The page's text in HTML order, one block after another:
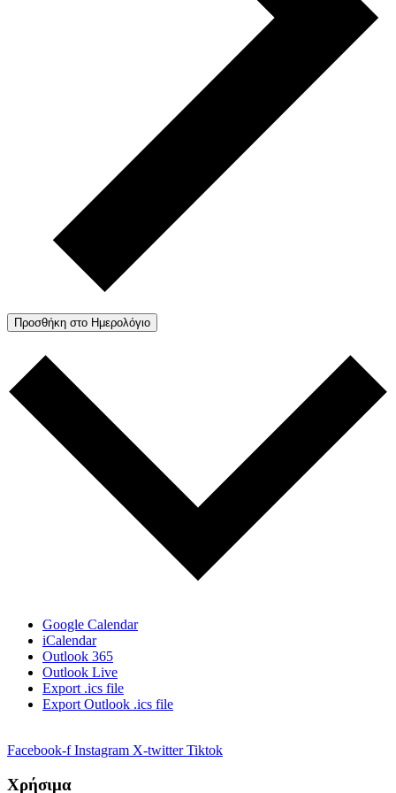
Προσθήκη στο Ημερολόγιο
Google Calendar
iCalendar
Outlook 365
Outlook Live
Export .ics file
Export Outlook .ics file
Facebook-f Instagram X-twitter Tiktok
Χρήσιμα